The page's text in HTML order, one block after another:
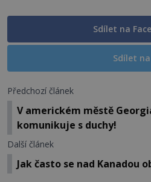
Sdílet na
Sdílet
Předchozí článek
V americkém městě
komunikuje s duchy!
Další článek
Jak často se nad Kanadou